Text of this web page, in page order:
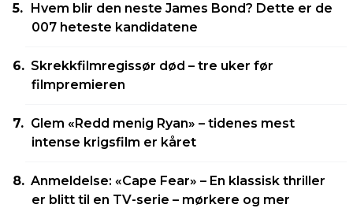
Hvem blir den neste James Bond? Dette er de
007 heteste kandidatene
Skrekkfilmregissør død – tre uker før
filmpremieren
Glem «Redd menig Ryan» – tidenes mest
intense krigsfilm er kåret
Anmeldelse: «Cape Fear» – En klassisk thriller
er blitt til en TV-serie – mørkere og mer